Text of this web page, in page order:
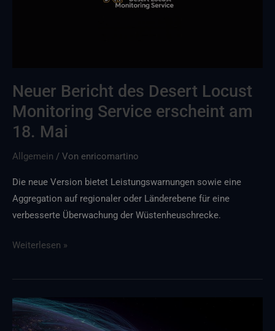
Neuer Bericht des Desert Locust
Monitoring Service erscheint am
18. Mai
Allgemein / Von enricomartino
Die neue Version bietet Leistungswarnungen sowie eine
Aggregation auf regionaler oder Länderebene für eine
verbesserte Überwachung der Wüstenheuschrecke.
18.
Mai
Weiterlesen »
DieVizLab
VersionVizLab